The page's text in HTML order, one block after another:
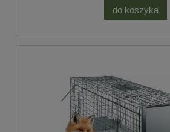
do koszyka